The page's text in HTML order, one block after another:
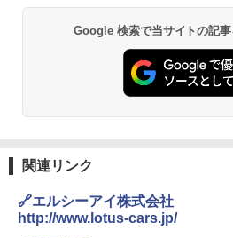
Google 検索で当サイトの記
関連リンク
🔗エルシーアイ株式会社
http://www.lotus-cars.jp/